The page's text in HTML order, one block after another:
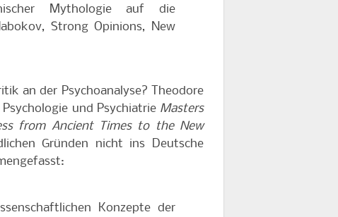
Mythologie auf die
Strong Opinions, New
an der Psychoanalyse? Theodore
und Psychiatrie Masters
from Ancient Times to the New
Gründen nicht ins Deutsche
Konzepte der